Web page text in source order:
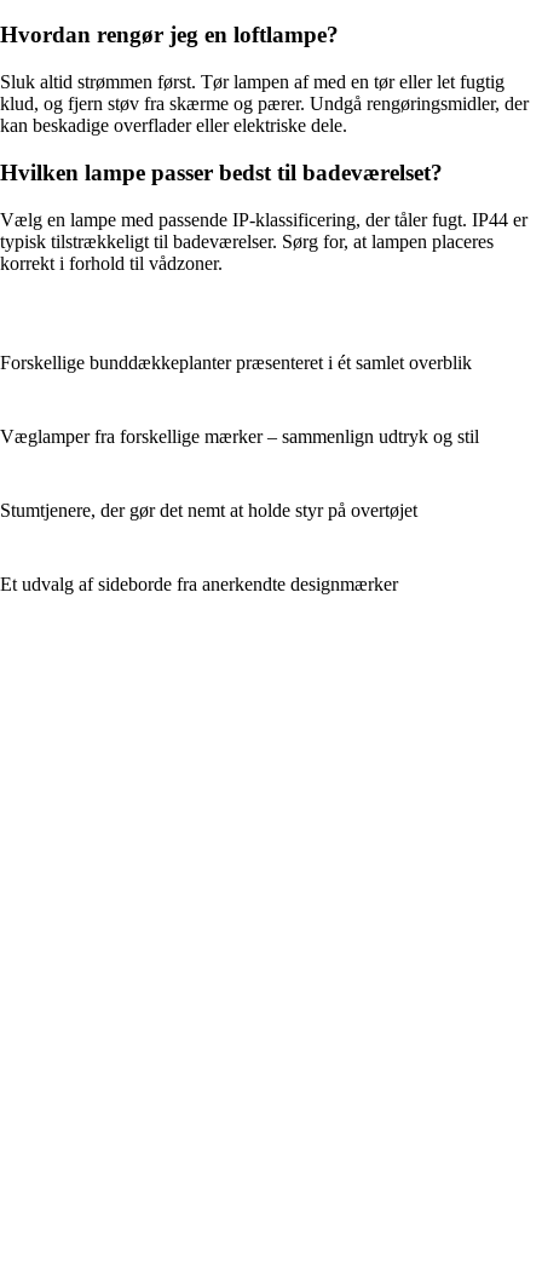
Hvordan rengør jeg en loftlampe?
Sluk altid strømmen først. Tør lampen af med en tør eller let fugtig
klud, og fjern støv fra skærme og pærer. Undgå rengøringsmidler, der
kan beskadige overflader eller elektriske dele.
Hvilken lampe passer bedst til badeværelset?
Vælg en lampe med passende IP-klassificering, der tåler fugt. IP44 er
typisk tilstrækkeligt til badeværelser. Sørg for, at lampen placeres
korrekt i forhold til vådzoner.
Forskellige bunddækkeplanter præsenteret i ét samlet overblik
Væglamper fra forskellige mærker – sammenlign udtryk og stil
Stumtjenere, der gør det nemt at holde styr på overtøjet
Et udvalg af sideborde fra anerkendte designmærker